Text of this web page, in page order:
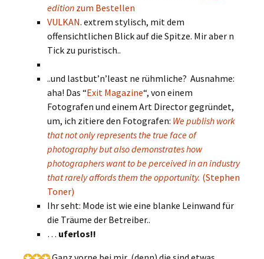
edition zum Bestellen
VULKAN. extrem stylisch, mit dem
offensichtlichen Blick auf die Spitze. Mir aber n
Tick zu puristisch..
..und lastbut’n’least ne rühmliche? Ausnahme:
aha! Das “Exit Magazine“, von einem
Fotografen und einem Art Director gegründet,
um, ich zitiere den Fotografen: We publish work
that not only represents the true face of
photography but also demonstrates how
photographers want to be perceived in an industry
that rarely affords them the opportunity. (Stephen
Toner)
Ihr seht: Mode ist wie eine blanke Leinwand für
die Träume der Betreiber..
… uferlos!!